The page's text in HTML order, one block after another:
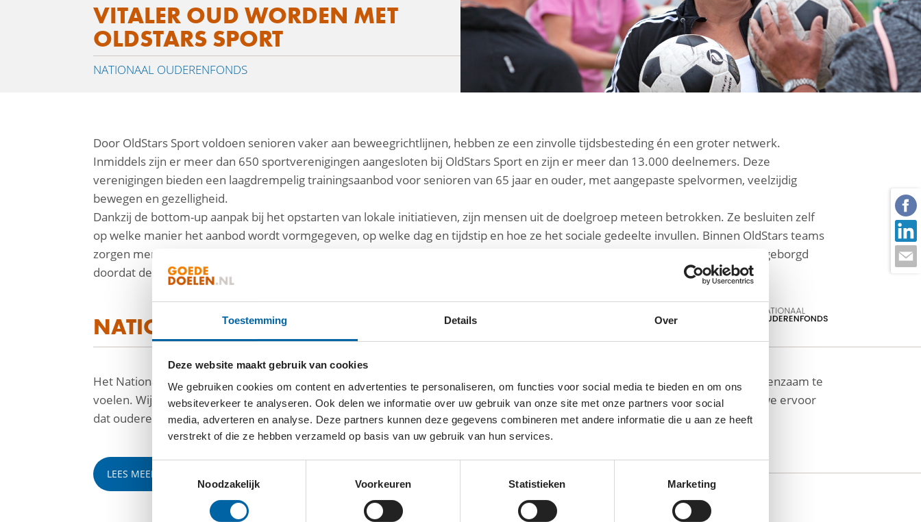
Toestemming Details Over
Deze website maakt gebruik van cookies
We gebruiken cookies om content en advertenties te personaliseren, om functies voor social media te bieden en om ons
websiteverkeer te analyseren. Ook delen we informatie over uw gebruik van onze site met onze partners voor social
media, adverteren en analyse. Deze partners kunnen deze gegevens combineren met andere informatie die u aan ze heeft
verstrekt of die ze hebben verzameld op basis van uw gebruik van hun services.
Noodzakelijk
Voorkeuren Statistieken Marketing
VITALER OUD WORDEN MET
OLDSTARS SPORT
NATIONAAL OUDERENFONDS
Door OldStars Sport voldoen senioren vaker aan beweegrichtlijnen, hebben ze een zinvolle tijdsbesteding én een groter netwerk.
Inmiddels zijn er meer dan 650 sportverenigingen aangesloten bij OldStars Sport en zijn er meer dan 13.000 deelnemers. Deze
verenigingen bieden een laagdrempelig trainingsaanbod voor senioren van 65 jaar en ouder, met aangepaste spelvormen, veelzijdig
bewegen en gezelligheid.
Dankzij de bottom-up aanpak bij het opstarten van lokale initiatieven, zijn mensen uit de doelgroep meteen betrokken. Ze besluiten zelf
op welke manier het aanbod wordt vormgegeven, op welke dag en tijdstip en hoe ze het sociale gedeelte invullen. Binnen OldStars teams
zorgen mensen voor elkaar, helpen ze elkaar en spreken elkaar ook buiten de vereniging om. OldStars Sport wordt duurzaam geborgd
doordat de doelgroep zelf ook het initiatief draaiende houdt.
NATIONAAL OUDERENFONDS
Het Nationaal Ouderenfonds verbindt ouderen met elkaar én met de maatschappij. Ons doel: geen enkele oudere hoeft zich eenzaam te
voelen. Wij bestrijden en voorkomen eenzaamheid, verminderen kwetsbaarheid en bevorderen zelfredzaamheid. Zo zorgen we ervoor
dat ouderen kunnen blijven leven zoals zij dat wensen.
LEES MEER
facebook
linkedin